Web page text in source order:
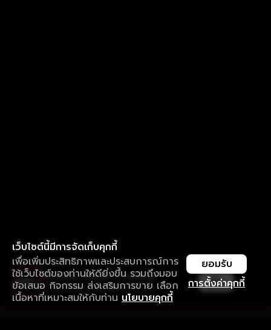
เว็บไซต์นี้มีการจัดเก็บคุกกี้
เพื่อเพิ่มประสิทธิภาพและประสบการณ์การ
ใช้เว็บไซต์ของท่านให้ดียิ่งขึ้น รวมถึงมอบ
ข้อเสนอ กิจกรรม ส่งเสริมการขาย เลือก
เนื้อหาที่เหมาะสมให้กับท่าน นโยบายคุกกี้
การตั้งค่าคุกกี้
ยอมรับ
ใช้งานแอป ลื่นไหลกว่า ไม่มีสะดุด
ดาวน์โหลดแอปเพื่อการรับชมที่ดีกว่า เปิด